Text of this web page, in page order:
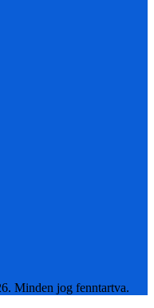
Minden jog fenntartva.